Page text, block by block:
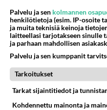
TIEDE JA TEKNOLOGIA
SSD uusiksi
Minulla on 60gb ssd levy
joitakin tarvittavia
SSD joko 1...
sfinski80
20.08.2013 01:01
Palvelu ja sen kolmannen
henkilötietoja (esim. IP-osoite
ja muita teknisiä keinoja
laitteellasi tarjotakseen sinulle
ja parhaan mahdollisen
Palvelu ja sen kumppanit
Tarkoitukset
Tarkat sijaintitiedot ja
Kohdennettu mainonta ja